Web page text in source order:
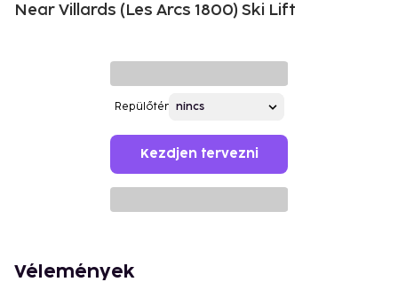
Near Villards (Les Arcs 1800) Ski Lift
Repülőtér
Kezdjen tervezni
Vélemények